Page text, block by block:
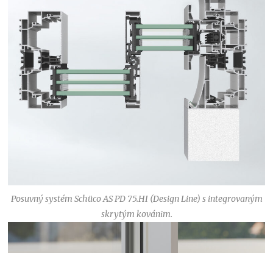
Posuvný systém Schüco AS PD 75.HI (Design Line) s integrovaným
skrytým kovánim.